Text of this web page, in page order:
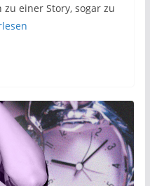
einer Story, sogar zu